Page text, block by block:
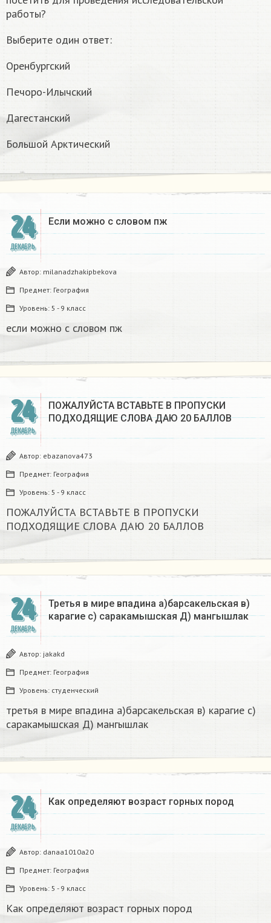
работы?
Выберите один ответ:
Оренбургский
Печоро-Илычский
Дагестанский
Большой Арктический
24
ДЕКАБРЬ
Если можно с словом пж​
Автор: milanadzhakipbekova
Предмет: География
Уровень: 5 - 9 класс
если можно с словом пж​
24
ДЕКАБРЬ
ПОЖАЛУЙСТА ВСТАВЬТЕ В ПРОПУСКИ
ПОДХОДЯЩИЕ СЛОВА ДАЮ 20 БАЛЛОВ​
Автор: ebazanova473
Предмет: География
Уровень: 5 - 9 класс
ПОЖАЛУЙСТА ВСТАВЬТЕ В ПРОПУСКИ
ПОДХОДЯЩИЕ СЛОВА ДАЮ 20 БАЛЛОВ​
24
ДЕКАБРЬ
Третья в мире впадина а)барсакельская в)
карагие с) саракамышская Д) мангышлак​
Автор: jakakd
Предмет: География
Уровень: студенческий
третья в мире впадина а)барсакельская в) карагие с)
саракамышская Д) мангышлак​
24
ДЕКАБРЬ
Как определяют возраст горных пород
Автор: danaa1010a20
Предмет: География
Уровень: 5 - 9 класс
Как определяют возраст горных пород